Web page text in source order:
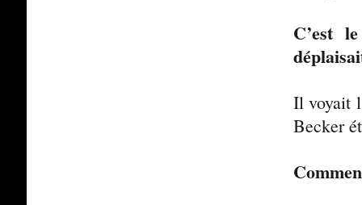
C’est
Il voyait
Becker